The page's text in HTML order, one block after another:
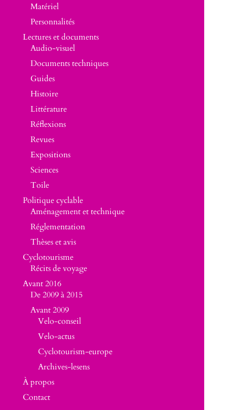
Matériel
Personnalités
Lectures et documents
Audio-visuel
Documents techniques
Guides
Histoire
Littérature
Réflexions
Revues
Expositions
Sciences
Toile
Politique cyclable
Aménagement et technique
Réglementation
Thèses et avis
Cyclotourisme
Récits de voyage
Avant 2016
De 2009 à 2015
Avant 2009
Velo-conseil
Velo-actus
Cyclotourism-europe
Archives-lesens
À propos
Contact